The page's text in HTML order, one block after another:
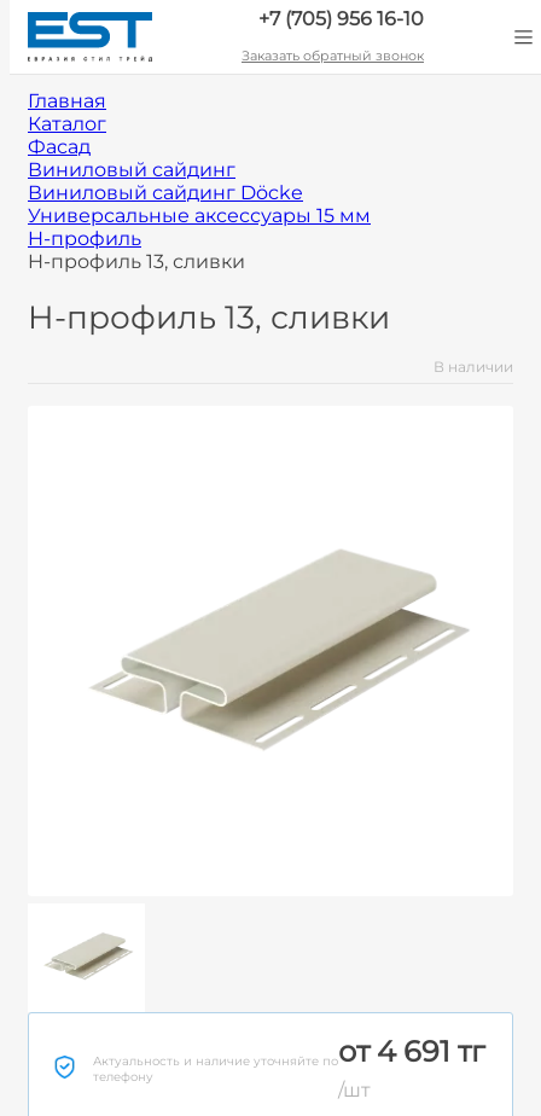
+7 (705) 956 16-10
Заказать обратный звонок
Главная
Каталог
Фасад
Виниловый сайдинг
Виниловый сайдинг Döcke
Универсальные аксессуары 15 мм
H-профиль
H-профиль 13, сливки
H-профиль 13, сливки
В наличии
Актуальность и наличие уточняйте по
телефону
от 4 691 тг
/шт